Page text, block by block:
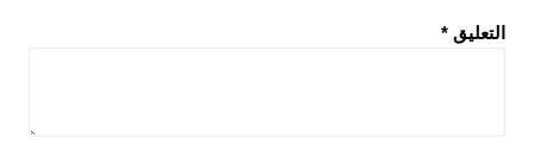
التعليق *